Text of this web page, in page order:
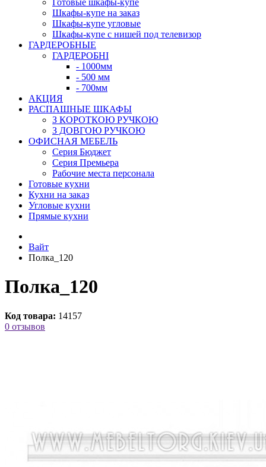
Готовые шкафы-купе
Шкафы-купе на заказ
Шкафы-купе угловые
Шкафы-купе с нишей под телевизор
ГАРДЕРОБНЫЕ
ГАРДЕРОБНІ
- 1000мм
- 500 мм
- 700мм
АКЦИЯ
РАСПАШНЫЕ ШКАФЫ
З КОРОТКОЮ РУЧКОЮ
З ДОВГОЮ РУЧКОЮ
ОФИСНАЯ МЕБЕЛЬ
Серия Бюджет
Серия Премьера
Рабочие места персонала
Готовые кухни
Кухни на заказ
Угловые кухни
Прямые кухни
Вайт
Полка_120
Полка_120
Код товара: 14157
0 отзывов